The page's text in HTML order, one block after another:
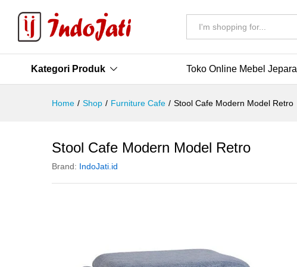
Kategori Produk Toko Online Mebel Jepara
Home / Shop / Furniture Cafe / Stool Cafe Modern Model Retro
Stool Cafe Modern Model Retro
Brand: IndoJati.id